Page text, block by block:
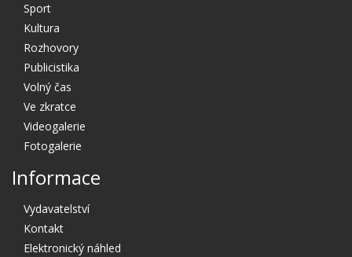
Sport
Kultura
Rozhovory
Publicistika
Volný čas
Ve zkratce
Videogalerie
Fotogalerie
Informace
Vydavatelství
Kontakt
Elektronický náhled